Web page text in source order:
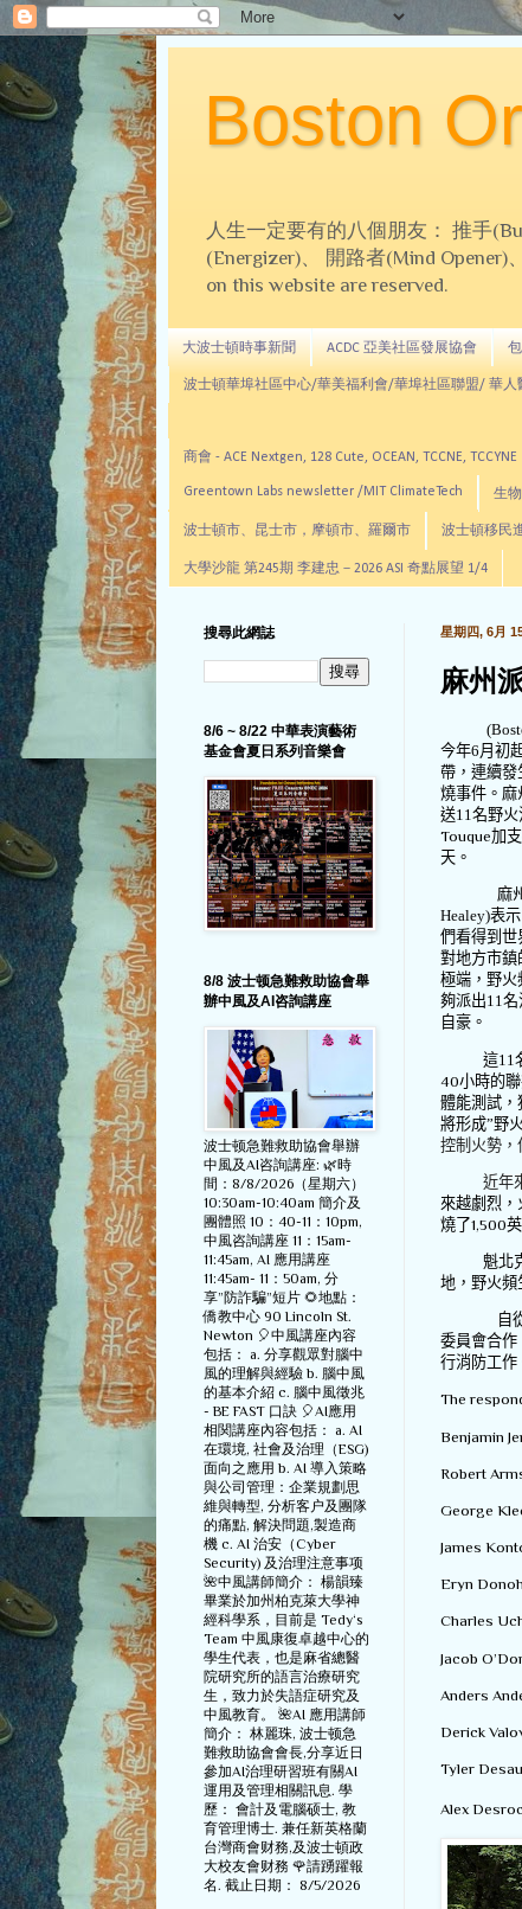
Boston
人生一定要有的八個朋友： 推手
(Energizer)、 開路者(Mind
on this website are reserved.
大波士頓時事新聞 ACDC 亞美社區發展協會
波士頓華埠社區中心/華美福利會/華埠社區聯盟/ 華
商會 - ACE Nextgen, 128 Cute, OCEAN, TCCNE,
Greentown Labs newsletter /MIT ClimateTech 生物
波士頓市、昆士市，摩頓市、羅爾市 波士頓移民
大學沙龍 第245期 李建忠－2026 ASI 奇點展望 1/4
星期四, 6月
麻州
今年6月初
帶，連續發
燒事件。麻
送11名野火
Touque加
天。
麻
Healey)表
們看得到世
對地方市鎮
極端，野火
夠派出11名
自豪。
這11
40小時的
體能測試，
將形成”野
控制火勢，
近年
來越劇烈
燒了1,500
魁北
地，野火頻
自
委員會合作
行消防工作
The
Benjamin
Robert
George
James
Eryn
Charles
Jacob
Anders
Derick
Tyler
Alex
搜尋此網誌
8/6 ~ 8/22 中華表演藝術
基金會夏日系列音樂會
8/8 波士顿急難救助協會舉
辦中風及AI咨詢講座
波士顿急難救助協會舉辦
中風及AI咨詢講座: 🌿時
間：8/8/2026（星期六）
10:30am-10:40am 簡介及
團體照 10：40-11：10pm,
中風咨詢講座 11：15am-
11:45am, AI 應用講座
11:45am- 11：50am, 分
享”防詐騙”短片 🌻地點：
僑教中心 90 Lincoln St.
Newton 🎈中風講座內容
包括： a. 分享觀眾對腦中
風的理解與經驗 b. 腦中風
的基本介紹 c. 腦中風徵兆
- BE FAST 口訣 🎈AI應用
相関講座內容包括： a. AI
在環境, 社會及治理（ESG)
面向之應用 b. AI 導入策略
與公司管理：企業規劃思
維與轉型, 分析客户及團隊
的痛點, 解決問題,製造商
機 c. AI 治安（Cyber
Security) 及治理注意事项
🌺中風講師簡介： 楊韻臻
畢業於加州柏克萊大學神
經科學系，目前是 Tedy‘s
Team 中風康復卓越中心的
學生代表，也是麻省總醫
院研究所的語言治療研究
生，致力於失語症研究及
中風教育。 🌺AI 應用講師
簡介： 林麗珠, 波士顿急
難救助協會會長,分享近日
參加AI治理研習班有關AI
運用及管理相關訊息. 學
歷： 會計及電腦硕士, 教
育管理博士. 兼任新英格蘭
台灣商會财務,及波士頓政
大校友會财務 🌹請踴躍報
名. 截止日期： 8/5/2026